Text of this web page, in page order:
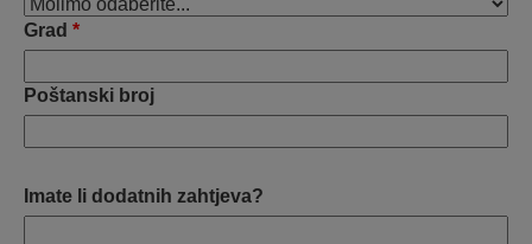
Grad *
Poštanski broj
Imate li dodatnih zahtjeva?